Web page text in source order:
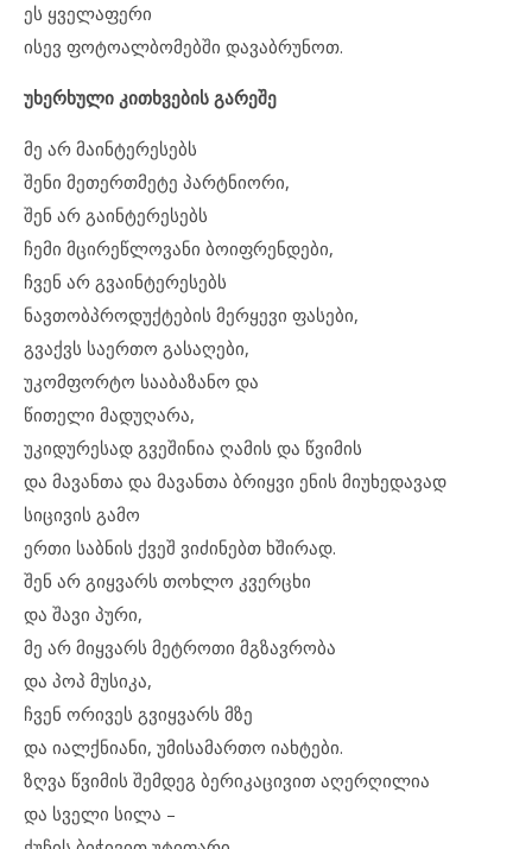
ეს ყველაფერი
ისევ ფოტოალბომებში დავაბრუნოთ.
უხერხული კითხვების გარეშე
მე არ მაინტერესებს
შენი მეთერთმეტე პარტნიორი,
შენ არ გაინტერესებს
ჩემი მცირეწლოვანი ბოიფრენდები,
ჩვენ არ გვაინტერესებს
ნავთობპროდუქტების მერყევი ფასები,
გვაქვს საერთო გასაღები,
უკომფორტო სააბაზანო და
წითელი მადუღარა,
უკიდურესად გვეშინია ღამის და წვიმის
და მავანთა და მავანთა ბრიყვი ენის მიუხედავად
სიცივის გამო
ერთი საბნის ქვეშ ვიძინებთ ხშირად.
შენ არ გიყვარს თოხლო კვერცხი
და შავი პური,
მე არ მიყვარს მეტროთი მგზავრობა
და პოპ მუსიკა,
ჩვენ ორივეს გვიყვარს მზე
და იალქნიანი, უმისამართო იახტები.
ზღვა წვიმის შემდეგ ბერიკაცივით აღერღილია
და სველი სილა –